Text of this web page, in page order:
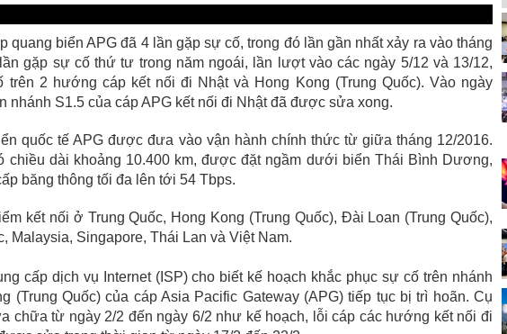
quang biển APG đã 4 lần gặp sự cố, trong đó lần gần nhất xảy ra vào tháng
gặp sự cố thứ tư trong năm ngoái, lần lượt vào các ngày 5/12 và 13/12,
trên 2 hướng cáp kết nối đi Nhật và Hong Kong (Trung Quốc). Vào ngày
nhánh S1.5 của cáp APG kết nối đi Nhật đã được sửa xong.
quốc tế APG được đưa vào vận hành chính thức từ giữa tháng 12/2016.
chiều dài khoảng 10.400 km, được đặt ngầm dưới biển Thái Bình Dương,
băng thông tối đa lên tới 54 Tbps.
kết nối ở Trung Quốc, Hong Kong (Trung Quốc), Đài Loan (Trung Quốc),
Malaysia, Singapore, Thái Lan và Việt Nam.
cấp dịch vụ Internet (ISP) cho biết kế hoạch khắc phục sự cố trên nhánh
(Trung Quốc) của cáp Asia Pacific Gateway (APG) tiếp tục bị trì hoãn. Cụ
chữa từ ngày 2/2 đến ngày 6/2 như kế hoạch, lỗi cáp các hướng kết nối đi